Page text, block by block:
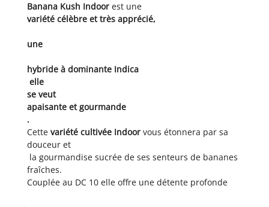
Inscription
Banana Kush Indoor est une
variété célèbre et très apprécié,
une
hybride à dominante Indica
elle
se veut
apaisante et gourmande
.
Cette variété cultivée Indoor vous étonnera par sa
douceur et
la gourmandise sucrée de ses senteurs de bananes
fraîches.
Couplée au DC 10 elle offre une détente profonde